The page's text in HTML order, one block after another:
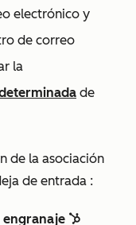
electrónico y
de correo
la
de
de la asociación
de entrada :
sprocket